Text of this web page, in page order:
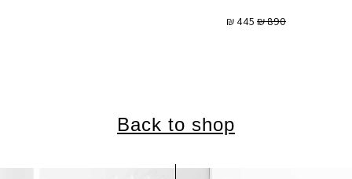
890
₪
445
₪
Back to shop